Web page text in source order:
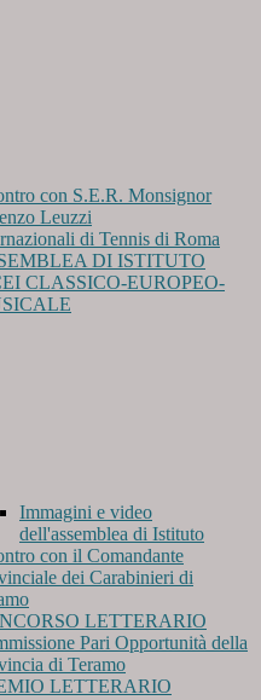
con S.E.R. Monsignor
Leuzzi
di Tennis di Roma
DI ISTITUTO
CLASSICO-EUROPEO-
Immagini e video
dell'assemblea di Istituto
con il Comandante
dei Carabinieri di
LETTERARIO
Pari Opportunità della
di Teramo
LETTERARIO